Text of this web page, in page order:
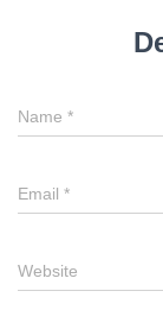
Name *
Email *
Website